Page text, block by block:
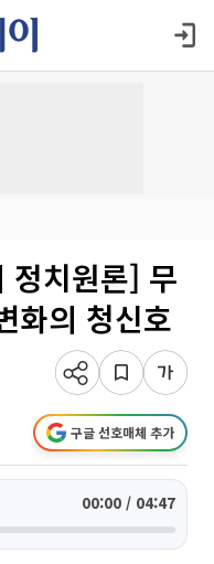
정치원론] 무
화의 청신호
구글 선호매체 추가
00:00 / 04:47